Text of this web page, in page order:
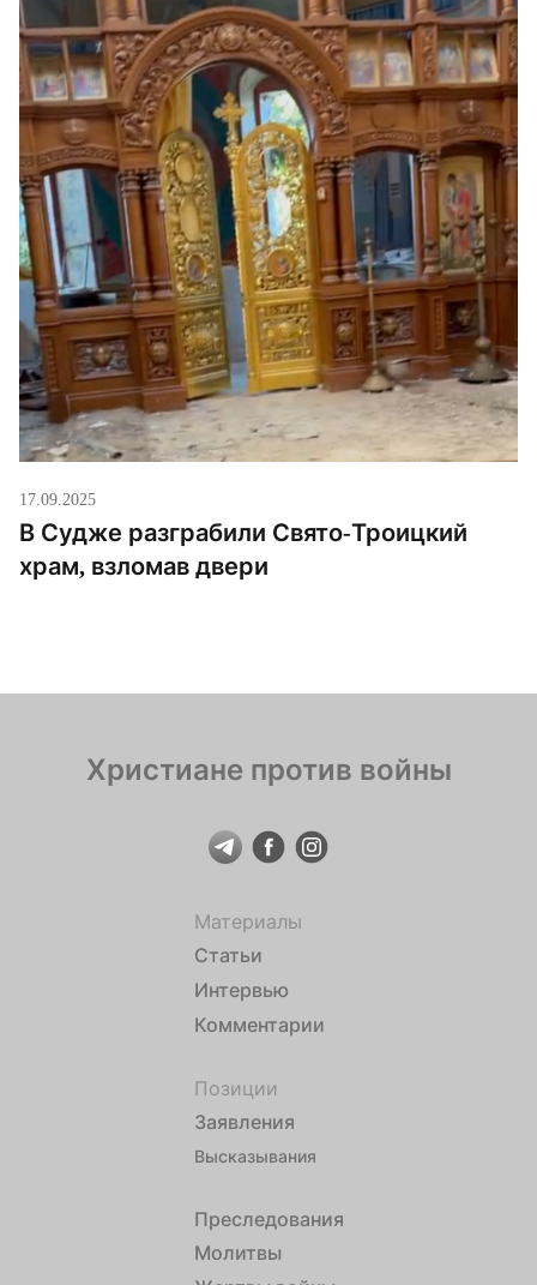
17.09.2025
В Судже разграбили Свято-Троицкий
храм, взломав двери
Христиане против войны
Материалы
Статьи
Интервью
Комментарии
Позиции
Заявления
Высказывания
Преследования
Молитвы